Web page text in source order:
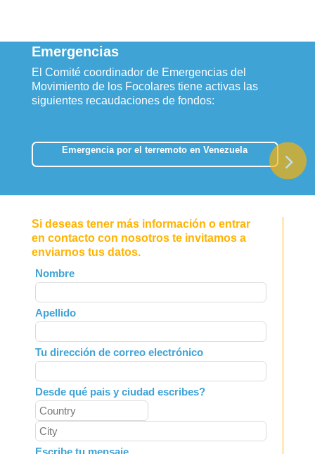
Emergencias
El Comité coordinador de Emergencias del
Movimiento de los Focolares tiene activas las
siguientes recaudaciones de fondos:
Emergencia por el terremoto en Venezuela
Si deseas tener más información o entrar
en contacto con nosotros te invitamos a
enviarnos tus datos.
Leave
this
field
blank
Nombre
Apellido
Tu dirección de correo electrónico
Desde qué pais y ciudad escribes?
Escribe tu mensaje